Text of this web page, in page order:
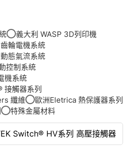
義大利 WASP 3D列印機
輪電機系統
態氣流系統
控制系統
機系統
接觸器系列
纖維
歐洲Eletrica 熱保護器系列
特殊金屬材料